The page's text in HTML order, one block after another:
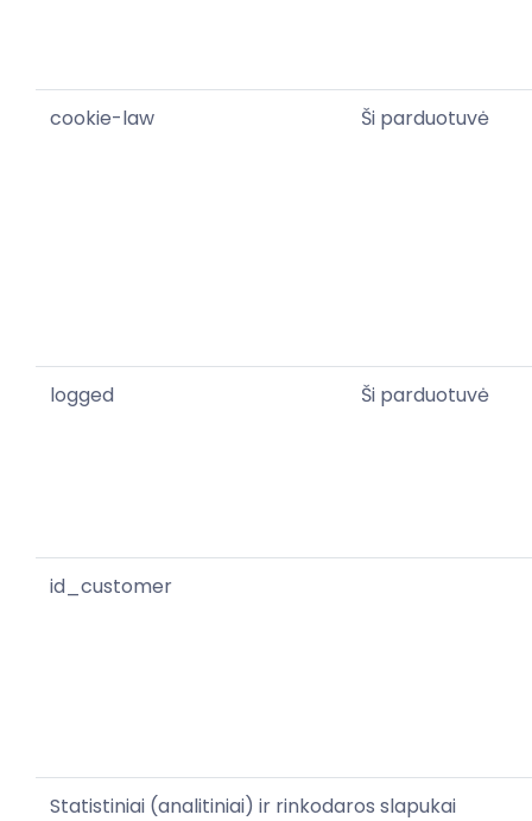
cookie-law Ši parduotuvė
logged Ši parduotuvė
id_customer
Statistiniai (analitiniai) ir rinkodaros slapukai